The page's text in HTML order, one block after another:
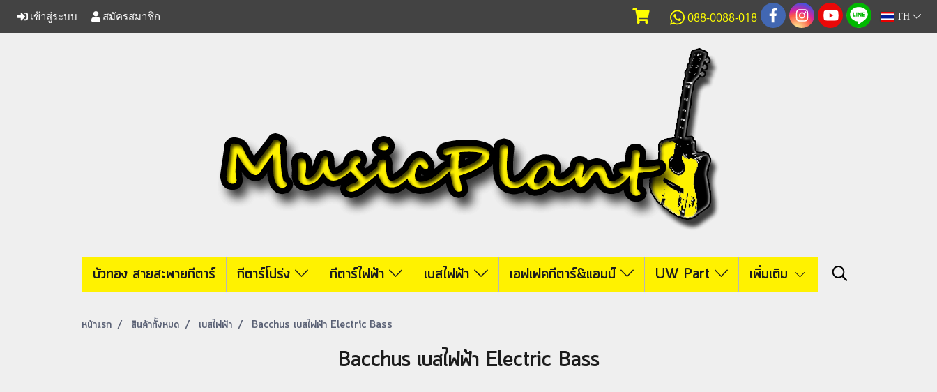
เข้าสู่ระบบ สมัครสมาชิก 088-0088-018 TH
บัวทอง สายสะพายกีตาร์ กีตาร์โปร่ง กีตาร์ไฟฟ้า เบสไฟฟ้า เอฟเฟคกีตาร์&แอมป์ UW Part เพิ่มเติม
หน้าแรก สินค้าทั้งหมด เบสไฟฟ้า Bacchus เบสไฟฟ้า Electric Bass
Bacchus เบสไฟฟ้า Electric Bass